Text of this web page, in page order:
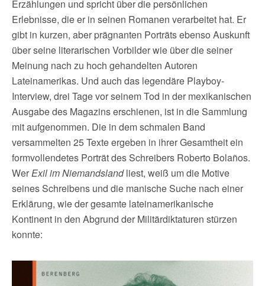
Erzählungen und spricht über die persönlichen
Erlebnisse, die er in seinen Romanen verarbeitet hat. Er
gibt in kurzen, aber prägnanten Porträts ebenso Auskunft
über seine literarischen Vorbilder wie über die seiner
Meinung nach zu hoch gehandelten Autoren
Lateinamerikas. Und auch das legendäre Playboy-
Interview, drei Tage vor seinem Tod in der mexikanischen
Ausgabe des Magazins erschienen, ist in die Sammlung
mit aufgenommen. Die in dem schmalen Band
versammelten 25 Texte ergeben in ihrer Gesamtheit ein
formvollendetes Porträt des Schreibers Roberto Bolaños.
WerExil im Niemandslandliest, weiß um die Motive
seines Schreibens und die manische Suche nach einer
Erklärung, wie der gesamte lateinamerikanische
Kontinent in den Abgrund der Militärdiktaturen stürzen
konnte: